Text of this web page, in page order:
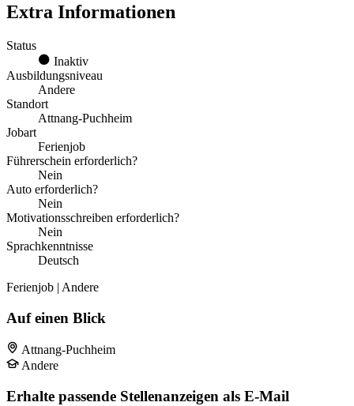
Extra Informationen
Status
Inaktiv
Ausbildungsniveau
Andere
Standort
Attnang-Puchheim
Jobart
Ferienjob
Führerschein erforderlich?
Nein
Auto erforderlich?
Nein
Motivationsschreiben erforderlich?
Nein
Sprachkenntnisse
Deutsch
Ferienjob | Andere
Auf einen Blick
Attnang-Puchheim
Andere
Erhalte passende Stellenanzeigen als E-Mail